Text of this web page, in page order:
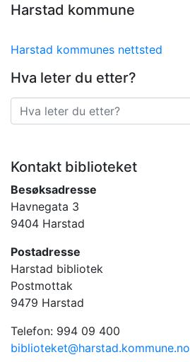
Harstad kommune
Harstad kommunes nettsted
Hva leter du etter?
Kontakt biblioteket
Besøksadresse
Havnegata 3
9404 Harstad
Postadresse
Harstad bibliotek
Postmottak
9479 Harstad
Telefon: 994 09 400
biblioteket@harstad.kommune.no